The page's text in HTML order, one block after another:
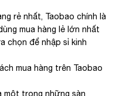
rẻ nhất, Taobao chính là
mua hàng lẻ lớn nhất
chọn để nhập sỉ kinh
mua hàng trên Taobao
một trong những sàn